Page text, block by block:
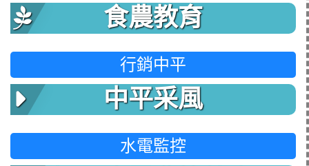
食農教育
行銷中平
中平采風
水電監控